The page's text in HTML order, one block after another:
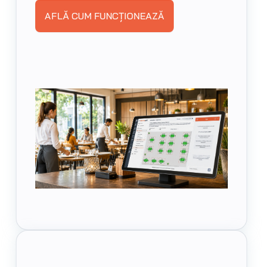
AFLĂ CUM FUNCȚIONEAZĂ